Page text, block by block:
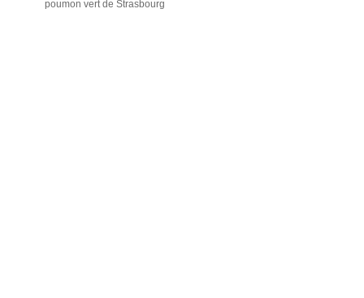
poumon vert de Strasbourg